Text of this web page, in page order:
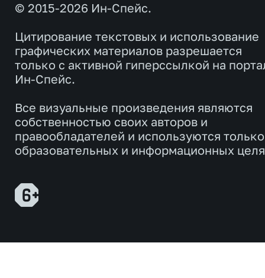
© 2015-2026 Ин-Спейс.
Цитирование текстовых и использование
графических материалов разрешается
только с активной гиперссылкой на
Ин-Спейс.
Все визуальные произведения являются
собственностью своих авторов и
правообладателей и используются
образовательных и информационных